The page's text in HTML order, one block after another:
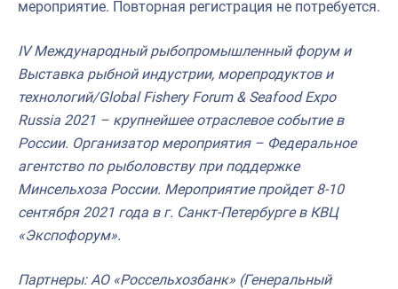
мероприятие. Повторная регистрация не потребуется.
IV Международный рыбопромышленный форум и
Выставка рыбной индустрии, морепродуктов и
технологий/Global Fishery Forum & Seafood Expo
Russia 2021 – крупнейшее отраслевое событие в
России. Организатор мероприятия – Федеральное
агентство по рыболовству при поддержке
Минсельхоза России. Мероприятие пройдет 8-10
сентября 2021 года в г. Санкт-Петербурге в КВЦ
«Экспофорум».
Партнеры: АО «Россельхозбанк» (Генеральный